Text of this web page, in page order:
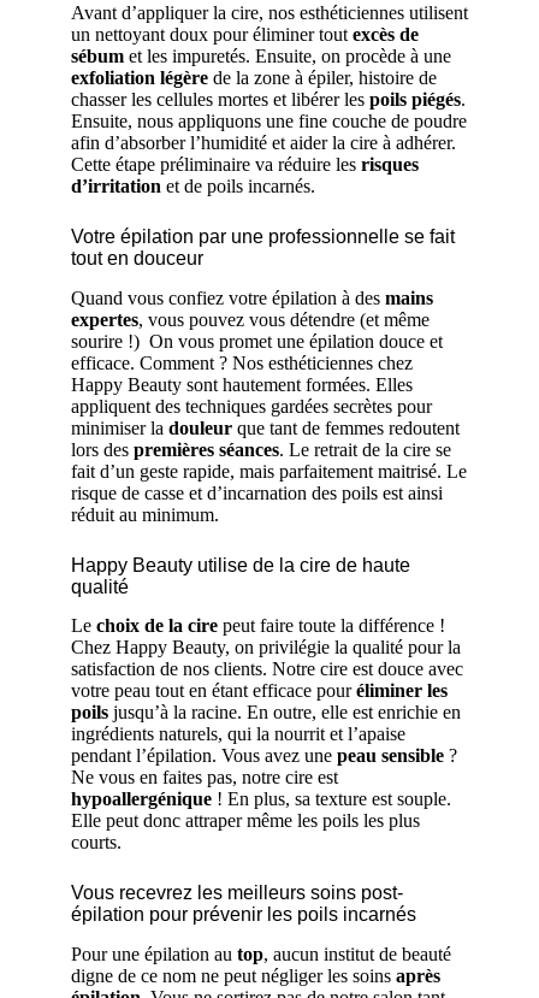
Avant d’appliquer la cire, nos esthéticiennes utilisent
un nettoyant doux pour éliminer tout excès de
sébum et les impuretés. Ensuite, on procède à une
exfoliation légèrede la zone à épiler, histoire de
chasser les cellules mortes et libérer les poils piégés.
Ensuite, nous appliquons une fine couche de poudre
afin d’absorber l’humidité et aider la cire à adhérer.
Cette étape préliminaire va réduire les risques
d’irritation et de poils incarnés.
Votre épilation par une professionnelle se fait
tout en douceur
Quand vous confiez votre épilation à des mains
expertes, vous pouvez vous détendre (et même
sourire !) On vous promet une épilation douce et
efficace. Comment ? Nos esthéticiennes chez
Happy Beauty sont hautement formées. Elles
appliquent des techniques gardées secrètes pour
minimiser la douleurque tant de femmes redoutent
lors des premières séances. Le retrait de la cire se
fait d’un geste rapide, mais parfaitement maitrisé. Le
risque de casse et d’incarnation des poils est ainsi
réduit au minimum.
Happy Beauty utilise de la cire de haute
qualité
Le choix de la cirepeut faire toute la différence !
Chez Happy Beauty, on privilégie la qualité pour la
satisfaction de nos clients. Notre cire est douce avec
votre peau tout en étant efficace pouréliminer les
poilsjusqu’à la racine. En outre, elle est enrichie en
ingrédients naturels, qui la nourrit et l’apaise
pendant l’épilation. Vous avez une peau sensible?
Ne vous en faites pas, notre cire est
hypoallergénique! En plus, sa texture est souple.
Elle peut donc attraper même les poils les plus
courts.
Vous recevrez les meilleurs soins post-
épilation pour prévenir les poils incarnés
Pour une épilation au top, aucun institut de beauté
digne de ce nom ne peut négliger les soins après